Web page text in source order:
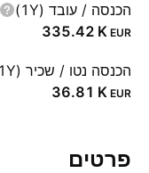
הכנסה / עובד (1Y)
‪335.42 K‬ EUR
הכנסה נטו / שכיר (1Y)
‪36.81 K‬ EUR
פרטים